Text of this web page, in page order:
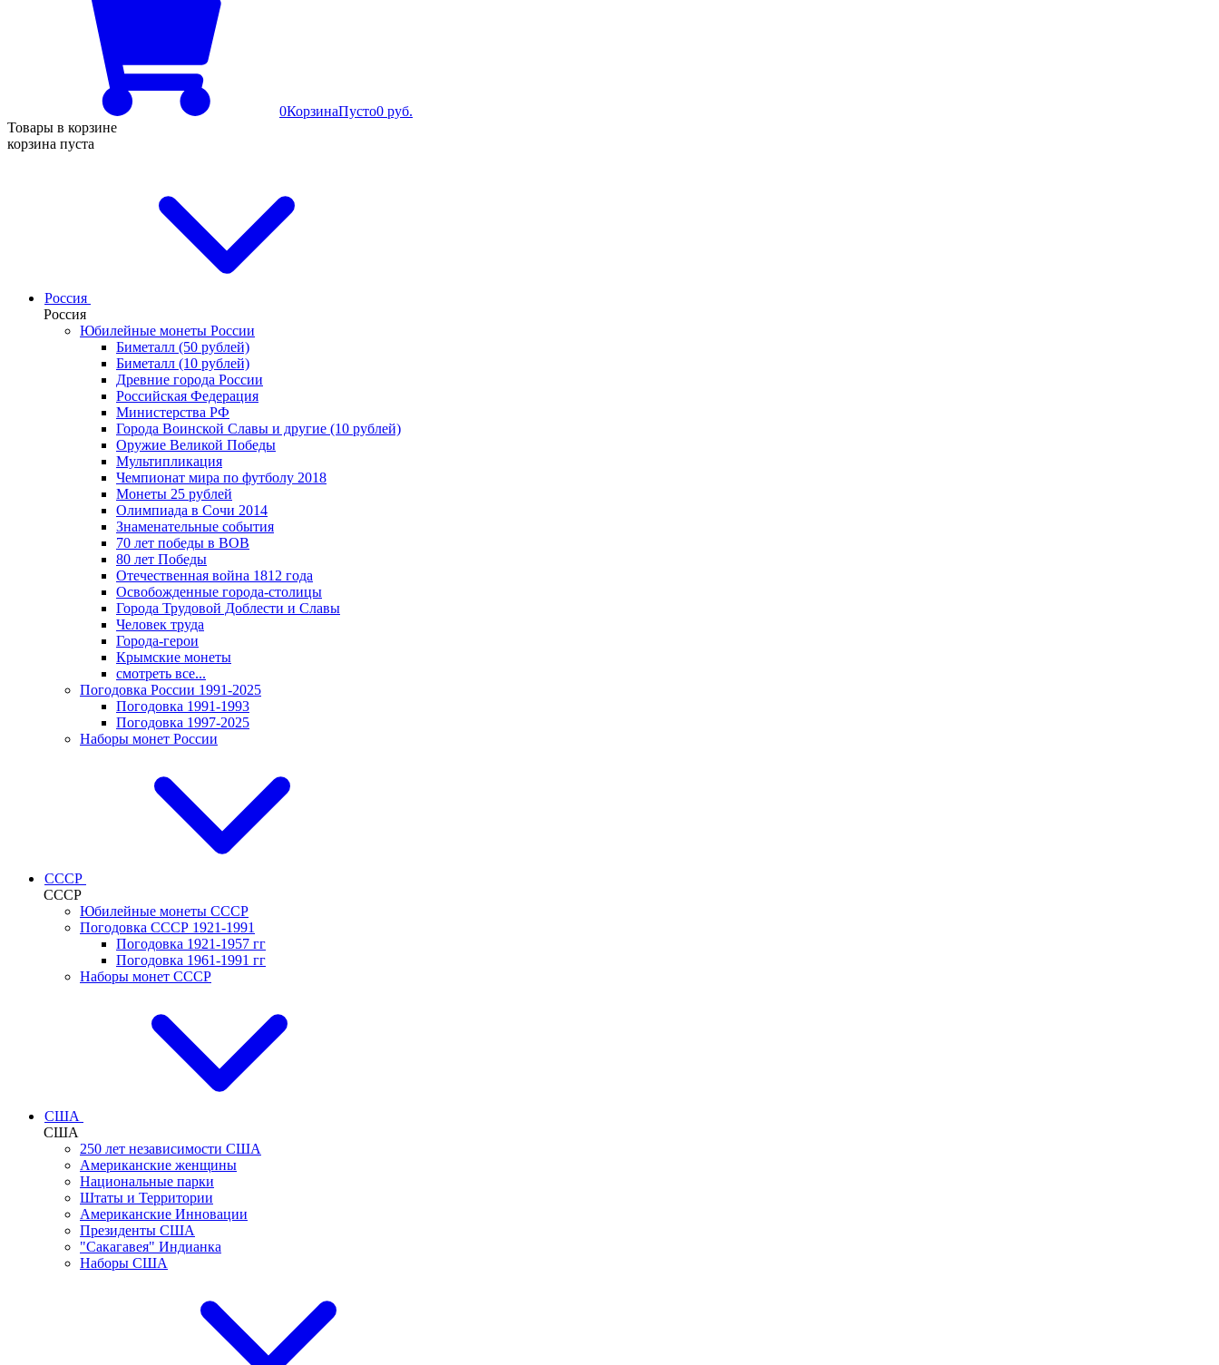
0КорзинаПусто0 руб.
Товары в корзине
корзина пуста
Россия
Россия
Юбилейные монеты России
Биметалл (50 рублей)
Биметалл (10 рублей)
Древние города России
Российская Федерация
Министерства РФ
Города Воинской Славы и другие (10 рублей)
Оружие Великой Победы
Мультипликация
Чемпионат мира по футболу 2018
Монеты 25 рублей
Олимпиада в Сочи 2014
Знаменательные события
70 лет победы в ВОВ
80 лет Победы
Отечественная война 1812 года
Освобожденные города-столицы
Города Трудовой Доблести и Славы
Человек труда
Города-герои
Крымские монеты
смотреть все...
Погодовка России 1991-2025
Погодовка 1991-1993
Погодовка 1997-2025
Наборы монет России
СССР
СССР
Юбилейные монеты СССР
Погодовка СССР 1921-1991
Погодовка 1921-1957 гг
Погодовка 1961-1991 гг
Наборы монет СССР
США
США
250 лет независимости США
Американские женщины
Национальные парки
Штаты и Территории
Американские Инновации
Президенты США
"Сакагавея" Индианка
Наборы США